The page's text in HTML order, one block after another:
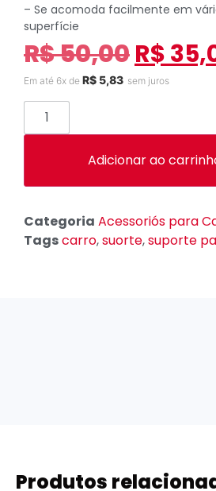
– Se acomoda facilmente em
superfície
R$50,00R$
Em até 6x de R$ 5,83 sem juros
Adicionar ao
Categoria Acessoriós para
Tagscarro,suorte,suporte
Produtos